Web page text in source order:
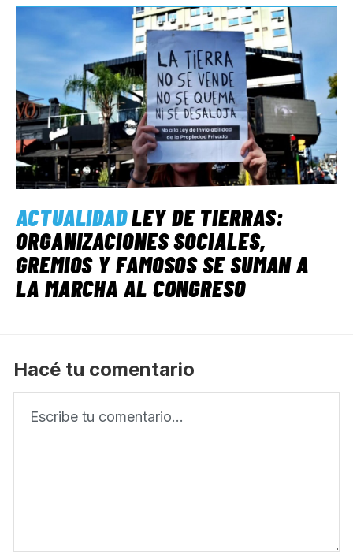
ACTUALIDADLEY DE TIERRAS:
ORGANIZACIONES SOCIALES,
GREMIOS Y FAMOSOS SE SUMAN A
LA MARCHA AL CONGRESO
Hacé tu comentario